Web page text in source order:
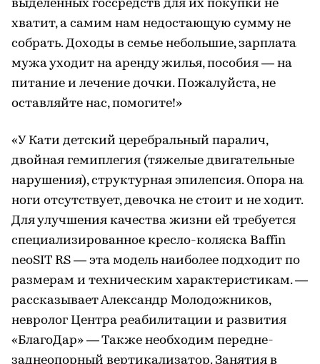
выделенных госсредств для их покупки не
хватит, а самим нам недостающую сумму не
собрать. Доходы в семье небольшие, зарплата
мужа уходит на аренду жилья, пособия — на
питание и лечение дочки. Пожалуйста, не
оставляйте нас, помогите!»
«У Кати детский церебральный паралич,
двойная гемиплегия (тяжелые двигательные
нарушения), структурная эпилепсия. Опора на
ноги отсутствует, девочка не стоит и не ходит.
Для улучшения качества жизни ей требуется
специализированное кресло-коляска Baffin
neoSIT RS — эта модель наиболее подходит по
размерам и техническим характеристикам. —
рассказывает Александр Молодожников,
невролог Центра реабилитации и развития
«БлагоДар» — Также необходим передне-
заднеопорный вертикализатор. Занятия в